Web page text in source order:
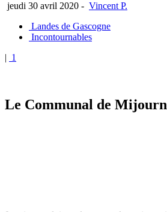
jeudi 30 avril 2020 - Vincent P.
Landes de Gascogne
Incontournables
| 1
Le Communal de Mijourn